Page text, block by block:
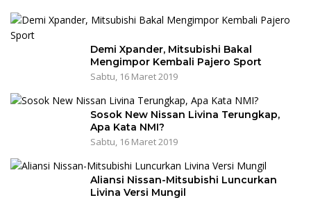
Demi Xpander, Mitsubishi Bakal
Mengimpor Kembali Pajero Sport
Sabtu, 16 Maret 2019
Sosok New Nissan Livina Terungkap,
Apa Kata NMI?
Sabtu, 16 Maret 2019
Aliansi Nissan-Mitsubishi Luncurkan
Livina Versi Mungil